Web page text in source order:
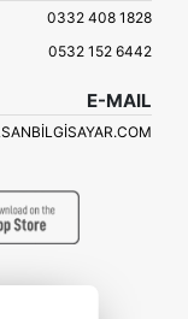
0332 408 1828
0532 152 6442
E-MAIL